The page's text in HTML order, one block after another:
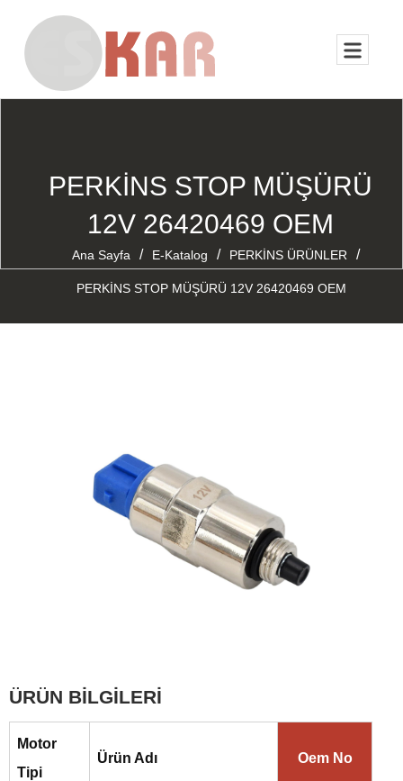
PERKİNS STOP MÜŞÜRÜ
12V 26420469 OEM
Ana Sayfa / E-Katalog / PERKİNS ÜRÜNLER /
PERKİNS STOP MÜŞÜRÜ 12V 26420469 OEM
ÜRÜN BİLGİLERİ
Motor
Tipi
Ürün Adı Oem No